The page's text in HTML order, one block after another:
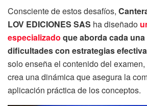
Consciente de estos desafíos,
LOV EDICIONES SAS ha diseñado
especializado que aborda cada
dificultades con estrategias
solo enseña el contenido del
crea una dinámica que asegura la
aplicación práctica de los conceptos.